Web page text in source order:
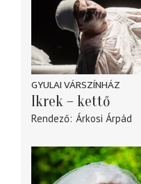
GYULAI VÁRSZÍNHÁZ
Ikrek – kettő
Rendező Árkosi Árpád